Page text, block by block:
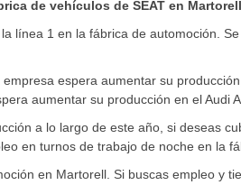
de vehículos de SEAT en Martorell
línea 1 en la fábrica de automoción.
espera aumentar su
aumentar su producción en el Audi
a lo largo de este año, si deseas
en turnos de trabajo de noche en la
en Martorell. Si buscas empleo y